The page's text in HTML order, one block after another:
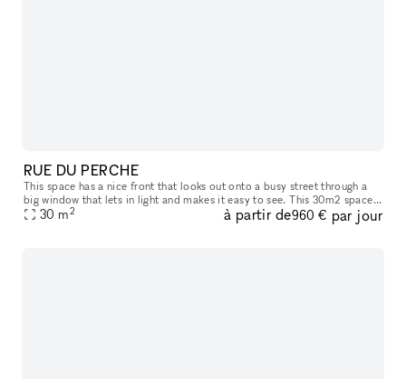
RUE DU PERCHE
This space has a nice front that looks out onto a busy street through a
big window that lets in light and makes it easy to see. This 30m2 space
is in the 3rd arrondissement of Paris, right in the mid
30 m2 à partir de960 € par jour